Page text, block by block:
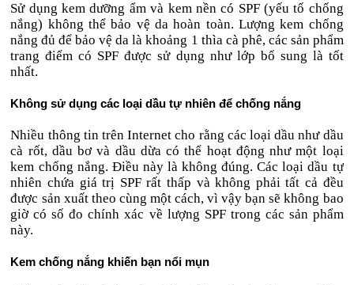
Sử dụng kem dưỡng ẩm và kem nền có SPF (yếu tố chống
nắng) không thể bảo vệ da hoàn toàn. Lượng kem chống
nắng đủ để bảo vệ da là khoảng 1 thìa cà phê, các sản phẩm
trang điểm có SPF được sử dụng như lớp bổ sung là tốt
nhất.
Không sử dụng các loại dầu tự nhiên để chống nắng
Nhiều thông tin trên Internet cho rằng các loại dầu như dầu
cà rốt, dầu bơ và dầu dừa có thể hoạt động như một loại
kem chống nắng. Điều này là không đúng. Các loại dầu tự
nhiên chứa giá trị SPF rất thấp và không phải tất cả đều
được sản xuất theo cùng một cách, vì vậy bạn sẽ không bao
giờ có số đo chính xác về lượng SPF trong các sản phẩm
này.
Kem chống nắng khiến bạn nổi mụn